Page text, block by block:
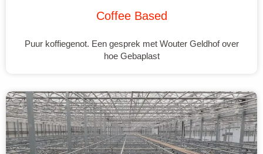
Coffee Based
Puur koffiegenot. Een gesprek met Wouter Geldhof over
hoe Gebaplast